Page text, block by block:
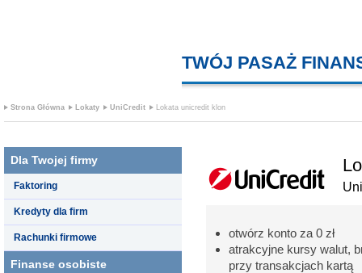
TWÓJ PASAŻ
Strona Główna Lokaty UniCredit Lokata unicredit klon
Dla Twojej firmy
Faktoring
Kredyty dla firm
Rachunki firmowe
Finanse osobiste
otwórz konto za 0 zł
atrakcyjne kursy walut,
przy transakcjach kartą